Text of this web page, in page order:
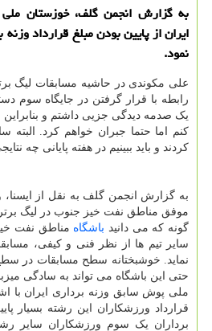
به گزارش انجمن گلف، خوزستان
ایران از پایین بودن مبلغ قرارداد
نمود.
علی مکوندی در حاشیه مسابقات لیگ
یک صدمه دیدگی جزیی داشتم و بنابراین
کنم اما حتما جبران خواهم کرد. البته
کردند و باید ببینیم در هفته پایانی چه
به گزارش انجمن گلف به نقل از
موفق مناطق نفت خیز جنوب در لیگ برتر
گونه که می دانید باشگاه مناطق نفت
سایر تیم ها از نظر فنی و کیفی،
نماید. خوشبختانه سطح مسابقات در
حتی این باشگاه می تواند به سادگی
ملی پوش سابق وزنه برداری ایران با
قرارداد ورزشکاران این رشته بسیار
برداران یک سوم ورزشکاران سایر